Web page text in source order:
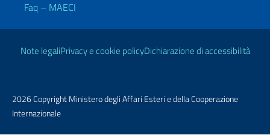
Faq – MAECI
Link Utili
Note legaliPrivacy e cookie policyDichiarazione di accessibilità
2026 Copyright Ministero degli Affari Esteri e della Cooperazione
Internazionale